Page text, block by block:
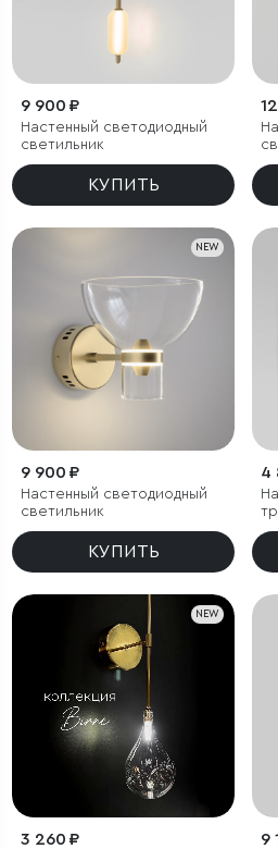
9 900 ₽
Настенный светодиодный
светильник
КУПИТЬ
NEW
9 900 ₽
Настенный светодиодный
светильник
КУПИТЬ
4
NEW
3 260 ₽ 9